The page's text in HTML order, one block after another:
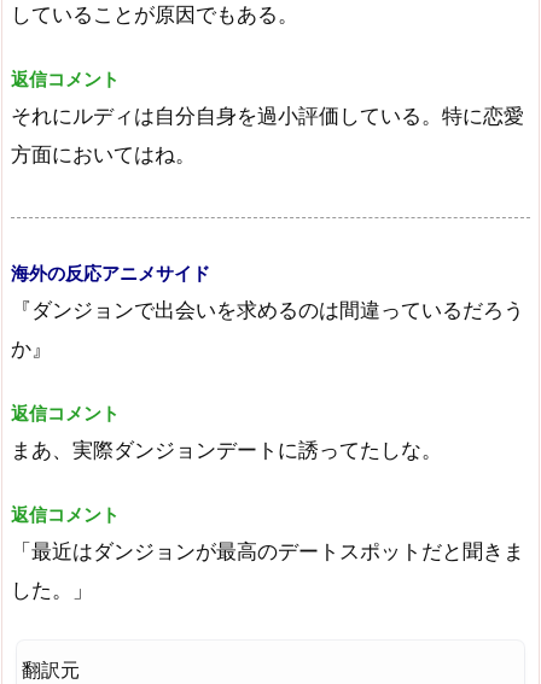
していることが原因でもある。
返信コメント
それにルディは自分自身を過小評価している。特に恋愛
方面においてはね。
海外の反応アニメサイド
『ダンジョンで出会いを求めるのは間違っているだろう
か』
返信コメント
まあ、実際ダンジョンデートに誘ってたしな。
返信コメント
「最近はダンジョンが最高のデートスポットだと聞きま
した。」
翻訳元